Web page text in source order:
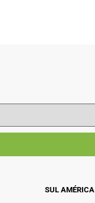
SUL AMÉRICA